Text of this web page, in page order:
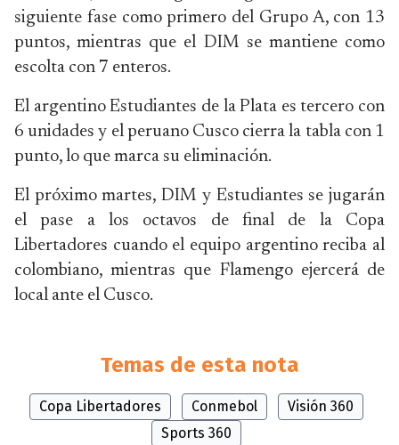
siguiente fase como primero del Grupo A, con 13
puntos, mientras que el DIM se mantiene como
escolta con 7 enteros.
El argentino Estudiantes de la Plata es tercero con
6 unidades y el peruano Cusco cierra la tabla con 1
punto, lo que marca su eliminación.
El próximo martes, DIM y Estudiantes se jugarán
el pase a los octavos de final de la Copa
Libertadores cuando el equipo argentino reciba al
colombiano, mientras que Flamengo ejercerá de
local ante el Cusco.
Temas de esta nota
Copa Libertadores Conmebol
Visión 360
Sports 360